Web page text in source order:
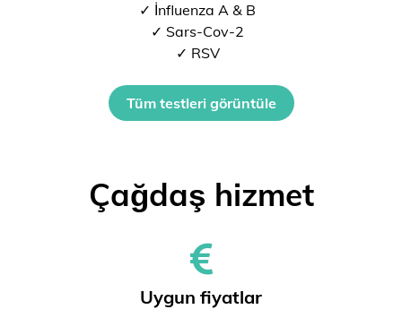
✓ İnfluenza A & B
✓ Sars-Cov-2
✓ RSV
Tüm testleri görüntüle
Çağdaş hizmet
Uygun fiyatlar